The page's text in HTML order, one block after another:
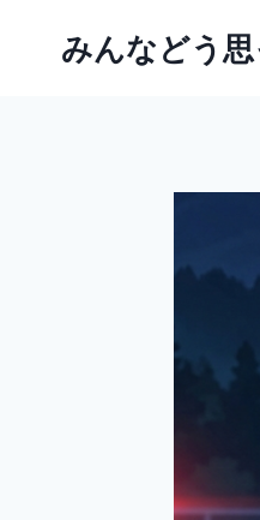
みんなどう